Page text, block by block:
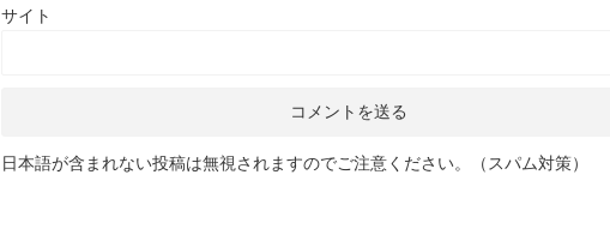
サイト
日本語が含まれない投稿は無視されますのでご注意ください。（スパム対策）